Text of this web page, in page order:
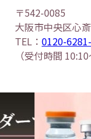
〒542-0085
大阪市中央区心
TEL： 0120-
（受付時間 10:10